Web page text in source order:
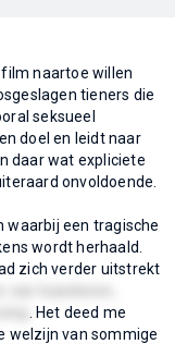
naartoe willen
tieners die
seksueel
doel en leidt naar
daar wat expliciete
onvoldoende.
waarbij een tragische
wordt herhaald.
zich verder uitstrekt
. Het deed me
welzijn van sommige